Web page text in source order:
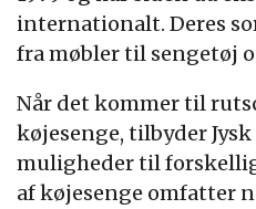
internationalt. Deres
fra møbler til sengetøj
Når det kommer til
køjesenge, tilbyder
muligheder til
af køjesenge omfatter